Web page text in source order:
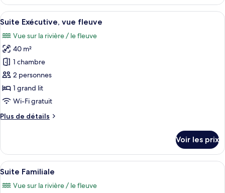
lit,
vue
fleuve
(Double)
type
de
Suite,
grand
lit,
vue
fleuve
(Double)
Afficher
toutes
les
photos
pour
ce
type
de
chambre :
Suite
fleuve
Minibar, coffres-forts dans les
5
Suite Exécutive, vue fleuve
Vue sur la rivière / le fleuve
40 m²
1 chambre
2 personnes
1 grand lit
Wi-Fi gratuit
Plus de détails
Plus
le
type
de
Suite
Voir les prix
Afficher
toutes
les
Une maison à deux étages, avec
9
Suite Familiale
Vue sur la rivière / le fleuve